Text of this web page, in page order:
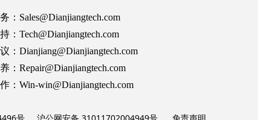
Sales@Dianjiangtech.com
Tech@Dianjiangtech.com
Dianjiang@Dianjiangtech.com
Repair@Dianjiangtech.com
Win-win@Dianjiangtech.com